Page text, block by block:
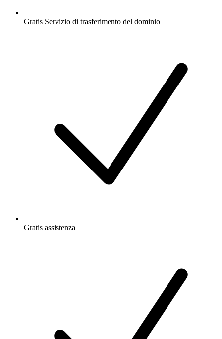
Gratis Servizio di trasferimento del dominio
Gratis assistenza